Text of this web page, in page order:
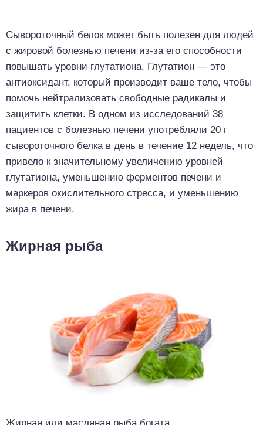
Сывороточный белок может быть полезен для людей
с жировой болезнью печени из-за его способности
повышать уровни глутатиона. Глутатион — это
антиоксидант, который производит ваше тело, чтобы
помочь нейтрализовать свободные радикалы и
защитить клетки. В одном из исследований 38
пациентов с болезнью печени употребляли 20 г
сывороточного белка в день в течение 12 недель, что
привело к значительному увеличению уровней
глутатиона, уменьшению ферментов печени и
маркеров окислительного стресса, и уменьшению
жира в печени.
Жирная рыба